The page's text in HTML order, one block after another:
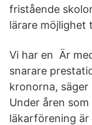
fristående
lärare möjlighet
Vi har en Är
snarare
kronorna,
Under åren
läkarförening